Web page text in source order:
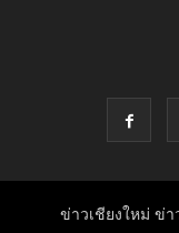
ข่าวเชียงใหม่ ข่